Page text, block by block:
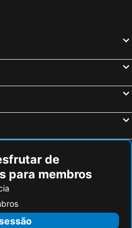
de
para membros